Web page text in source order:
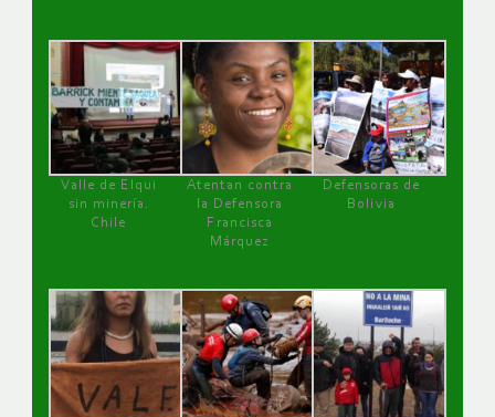
Valle de Elqui
sin minería.
Chile
Atentan contra
la Defensora
Francisca
Márquez
Defensoras de
Bolivia